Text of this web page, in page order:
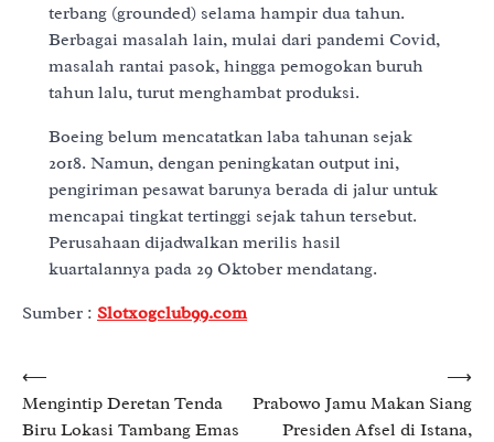
terbang (grounded) selama hampir dua tahun.
Berbagai masalah lain, mulai dari pandemi Covid,
masalah rantai pasok, hingga pemogokan buruh
tahun lalu, turut menghambat produksi.
Boeing belum mencatatkan laba tahunan sejak
2018. Namun, dengan peningkatan output ini,
pengiriman pesawat barunya berada di jalur untuk
mencapai tingkat tertinggi sejak tahun tersebut.
Perusahaan dijadwalkan merilis hasil
kuartalannya pada 29 Oktober mendatang.
Sumber : Slotxogclub99.com
Post
navigation
⟵
Mengintip Deretan Tenda
Biru Lokasi Tambang Emas
Prabowo Jamu Makan Siang
Presiden Afsel di Istana,
⟶